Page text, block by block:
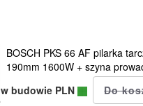
BOSCH PKS 66 AF pilarka
190mm 1600W + szyna
w budowie PLN